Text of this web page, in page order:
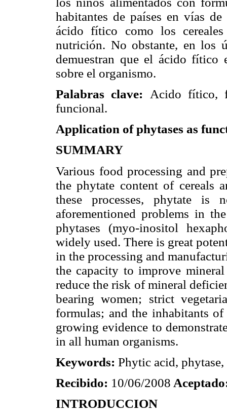
habitantes de países en vías
ácido fítico como los
nutrición. No obstante, en los
demuestran que el ácido fítico
sobre el organismo.
Palabras clave:
Acido fítico,
funcional.
Application of phytases as
SUMMARY
Various food processing and
the phytate content of cereals
these processes, phytate
aforementioned problems in
phytases (myo-inositol
widely used. There is great
in the processing and
the capacity to improve
reduce the risk of mineral
bearing women; strict
formulas; and the inhabitants
growing evidence to
in all human organisms.
Keywords: Phytic acid,
Recibido: 10/06/2008
INTRODUCCION